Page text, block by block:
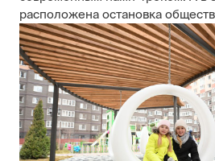
расположена остановка